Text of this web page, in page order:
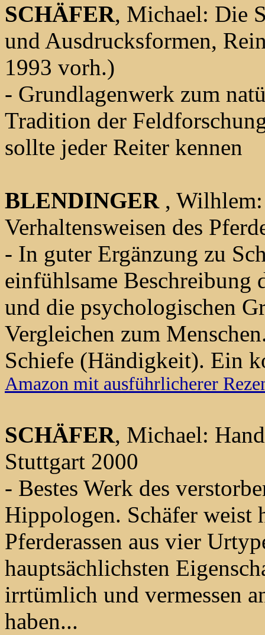
SCHÄFER, Michael: Die
und Ausdrucksformen,
1993 vorh.)
- Grundlagenwerk zum
Tradition der
sollte jeder Reiter kennen
BLENDINGER, Wilhlem:
Verhaltensweisen des
- In guter Ergänzung zu
einfühlsame Beschreibung
und die psychologischen
Vergleichen zum
Schiefe (Händigkeit). Ein
Amazon mit ausführlicherer
SCHÄFER, Michael:
Stuttgart 2000
- Bestes Werk des
Hippologen. Schäfer weist
Pferderassen aus vier
hauptsächlichsten
irrtümlich und vermessen
haben...